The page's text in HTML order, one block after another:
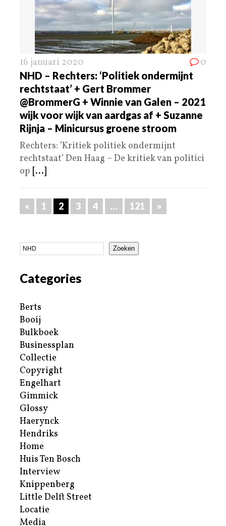
16 januari 2020 0
NHD – Rechters: ‘Politiek ondermijnt
rechtstaat’ + Gert Brommer
@BrommerG + Winnie van Galen – 2021
wijk voor wijk van aardgas af + Suzanne
Rijnja – Minicursus groene stroom
Rechters: ’Kritiek politiek ondermijnt
rechtstaat’ Den Haag – De kritiek van politici
op [...]
« 1 2 3 4 … 121 »
Zoeken
Categories
Berts
Booij
Bulkboek
Businessplan
Collectie
Copyright
Engelhart
Gimmick
Glossy
Haerynck
Hendriks
Home
Huis Ten Bosch
Interview
Knippenberg
Little Delft Street
Locatie
Media